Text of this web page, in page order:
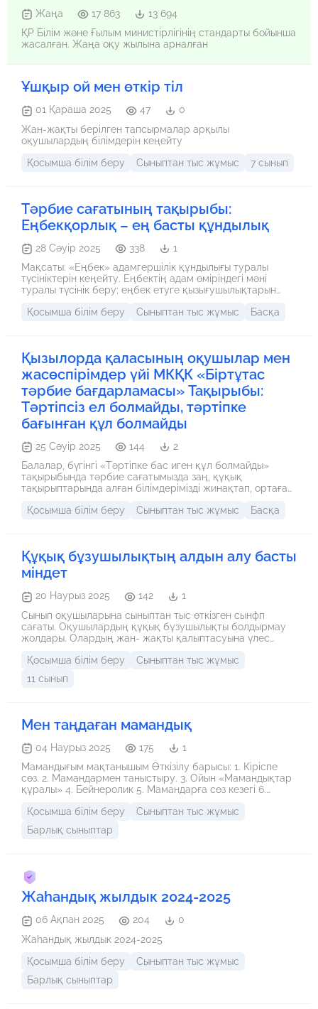
Жаңа 17 863
13 694
ҚР Білім және Ғылым министірлігінің стандарты бойынша
жасалған. Жаңа оқу жылына арналған
Ұшқыр ой мен өткір тіл
01 Қараша 2025 47
0
Жан-жақты берілген тапсырмалар арқылы
оқушылардың білімдерін кеңейту
Қосымша білім беру
Сыныптан тыс жұмыс 7 сынып
Тәрбие сағатының тақырыбы:
Еңбекқорлық – ең басты құндылық
28 Сәуір 2025 338
1
Мақсаты: «Еңбек» адамгершілік құндылығы туралы
түсініктерін кеңейту. Еңбектің адам өміріндегі мәні
туралы түсінік беру; еңбек етуге қызығушылықтарын
Қосымша білім беру
Сыныптан тыс жұмыс Басқа
Қызылорда қаласының оқушылар мен
жасөспірімдер үйі МКҚК «Біртұтас
тәрбие бағдарламасы» Тақырыбы:
Тәртіпсіз ел болмайды, тәртіпке
бағынған құл болмайды
25 Сәуір 2025 144
2
Балалар, бүгінгі «Тәртіпке бас иген құл болмайды»
тақырыбында тәрбие сағатымызда заң, құқық
тақырыптарында алған білімдерімізді жинақтап, ортаға
болады, себебі біз ҚР құқықтық мемлекетпіз. Міне,
өз қолдарыңда. Жандарыңа сапалы білім мен салауатты
ақылды серік етіп, үйлестіріп мемлекетті алдыңғы
уақытта дамытатын сіздер мен біздер. Ендеше М. Әуезов
атамыз айтқандай «Ел боламын десең, бесігіңді түзе»
дегендей, құрметті өрен атаның емес, адамның баласы
болу керектігін осы бастан ой-зерделеріңе салыңдар.
Ендеше, балалар, «Жеңіс бар жерде жеңіліс бар»-
демекші, сөз кезегін әділқазыларға береміз.
Қосымша білім беру Сыныптан тыс жұмыс Басқа
Құқық бұзушылықтың алдын алу басты
міндет
20 Наурыз 2025 142
1
Сынып оқушыларына сыныптан тыс өткізген сынфп
сағаты. Оқушылардың құқық бұзушылықты болдырмау
жолдары. Олардың жан- жақты қалыптасуына үлес
Қосымша білім беру
Сыныптан тыс жұмыс
11 сынып
Мен таңдаған мамандық
04 Наурыз 2025 175
1
Мамандығым мақтанышым Өткізілу барысы: 1. Кіріспе
сөз. 2. Мамандармен таныстыру. 3. Ойын «Мамандықтар
құралы» 4. Бейнеролик 5. Мамандарға сөз кезегі 6.
8. Қорытынды. 1.Кіріспе сөз. Қайырлы күн, құрметті
қонақтар, оқушылар, ұстаздар! Бүгінгі «Мамандығым
мақтанышым» атты кездесуімізге қош келдіңіздер!
түсінік бере отырып, өз бейіміне сәйкес мамандық
таңдай білуіне ықпал жасау, мамандармен кездесу.
Мамандық - әрбір адамның сүйіп жасайтын кәсібі.
Мамандық таңдау өміріңдегі ең маңызды шешімді
қабылдау. Өмірде басқа нәрседен қателессек те
мамандық таңдаудан қателеспеуіміз керек. Себебі
мамандық таңдау арқылы біз өз болашағымызды
кемел болуы біздің таңдауымызға байланысты.
қалау. М
Қосымша білім беру
Сыныптан тыс жұмыс
Барлық сыныптар
Жаһандық жылдык 2024-2025
06 Ақпан 2025 204
0
Жаһандық жылдык 2024-2025
Қосымша білім беру
Сыныптан тыс жұмыс
Барлық сыныптар